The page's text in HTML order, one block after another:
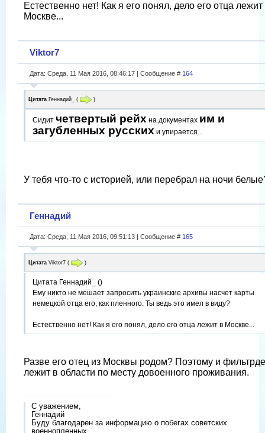
Естественно нет! Как я его понял, дело его отца лежит
Москве...
Viktor7
Дата: Среда, 11 Мая 2016, 08:46:17 | Сообщение # 164
Цитата Геннадий_ ( )
Сидит четвертый рейх на документах им и
загубленных русских и упирается...
У тебя что-то с историей, или перебрал на ночи
Геннадий
Дата: Среда, 11 Мая 2016, 09:51:13 | Сообщение # 165
Цитата Viktor7 ( )
Цитата Геннадий_ ()
Ему никто не мешает запросить украинские архивы насчет карты
немецкой отца его, как пленного. Ты ведь это имел в виду?
Естественно нет! Как я его понял, дело его отца лежит в Москве...
Разве его отец из Москвы родом? Поэтому и
лежит в области по месту довоенного проживания.
С уважением,
Геннадий
Буду благодарен за информацию о побегах советских
военнопленных